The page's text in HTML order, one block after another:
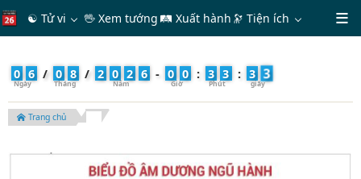
☯ Tử vi 🖖 Xem tướng 🛤 Xuất hành 🔭Tiện ích
0 6 / 0 8 / 2 0 2 6 - 0 0 : 3 3 : 3 5
Trang chủ